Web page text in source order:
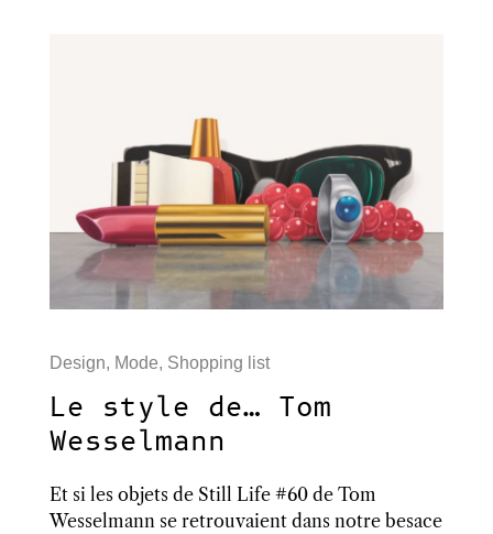
Design, Mode, Shopping list
Le style de… Tom
Wesselmann
Et si les objets de Still Life #60 de Tom
Wesselmann se retrouvaient dans notre besace